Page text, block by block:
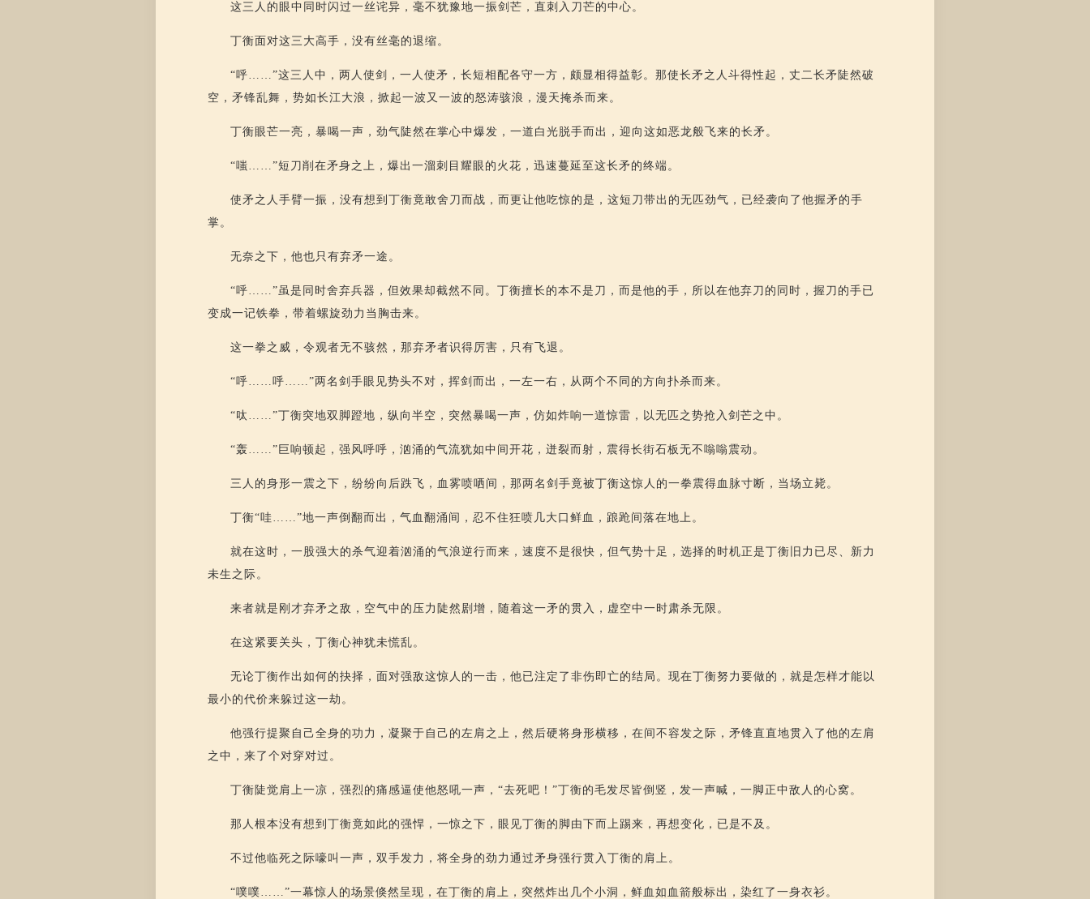
这三人的眼中同时闪过一丝诧异，毫不犹豫地一振剑芒，直刺入刀芒的中心。
丁衡面对这三大高手，没有丝毫的退缩。
“呼……”这三人中，两人使剑，一人使矛，长短相配各守一方，颇显相得益彰。那使长矛之人斗得性起，丈二长矛陡然破
空，矛锋乱舞，势如长江大浪，掀起一波又一波的怒涛骇浪，漫天掩杀而来。
丁衡眼芒一亮，暴喝一声，劲气陡然在掌心中爆发，一道白光脱手而出，迎向这如恶龙般飞来的长矛。
“嗤……”短刀削在矛身之上，爆出一溜刺目耀眼的火花，迅速蔓延至这长矛的终端。
使矛之人手臂一振，没有想到丁衡竟敢舍刀而战，而更让他吃惊的是，这短刀带出的无匹劲气，已经袭向了他握矛的手
掌。
无奈之下，他也只有弃矛一途。
“呼……”虽是同时舍弃兵器，但效果却截然不同。丁衡擅长的本不是刀，而是他的手，所以在他弃刀的同时，握刀的手已
变成一记铁拳，带着螺旋劲力当胸击来。
这一拳之威，令观者无不骇然，那弃矛者识得厉害，只有飞退。
“呼……呼……”两名剑手眼见势头不对，挥剑而出，一左一右，从两个不同的方向扑杀而来。
“呔……”丁衡突地双脚蹬地，纵向半空，突然暴喝一声，仿如炸响一道惊雷，以无匹之势抢入剑芒之中。
“轰……”巨响顿起，强风呼呼，汹涌的气流犹如中间开花，迸裂而射，震得长街石板无不嗡嗡震动。
三人的身形一震之下，纷纷向后跌飞，血雾喷哂间，那两名剑手竟被丁衡这惊人的一拳震得血脉寸断，当场立毙。
丁衡“哇……”地一声倒翻而出，气血翻涌间，忍不住狂喷几大口鲜血，踉跄间落在地上。
就在这时，一股强大的杀气迎着汹涌的气浪逆行而来，速度不是很快，但气势十足，选择的时机正是丁衡旧力已尽、新力
未生之际。
来者就是刚才弃矛之敌，空气中的压力陡然剧增，随着这一矛的贯入，虚空中一时肃杀无限。
在这紧要关头，丁衡心神犹未慌乱。
无论丁衡作出如何的抉择，面对强敌这惊人的一击，他已注定了非伤即亡的结局。现在丁衡努力要做的，就是怎样才能以
最小的代价来躲过这一劫。
他强行提聚自己全身的功力，凝聚于自己的左肩之上，然后硬将身形横移，在间不容发之际，矛锋直直地贯入了他的左肩
之中，来了个对穿对过。
丁衡陡觉肩上一凉，强烈的痛感逼使他怒吼一声，“去死吧！”丁衡的毛发尽皆倒竖，发一声喊，一脚正中敌人的心窝。
那人根本没有想到丁衡竟如此的强悍，一惊之下，眼见丁衡的脚由下而上踢来，再想变化，已是不及。
不过他临死之际嚎叫一声，双手发力，将全身的劲力通过矛身强行贯入丁衡的肩上。
“噗噗……”一幕惊人的场景倏然呈现，在丁衡的肩上，突然炸出几个小洞，鲜血如血箭般标出，染红了一身衣衫。